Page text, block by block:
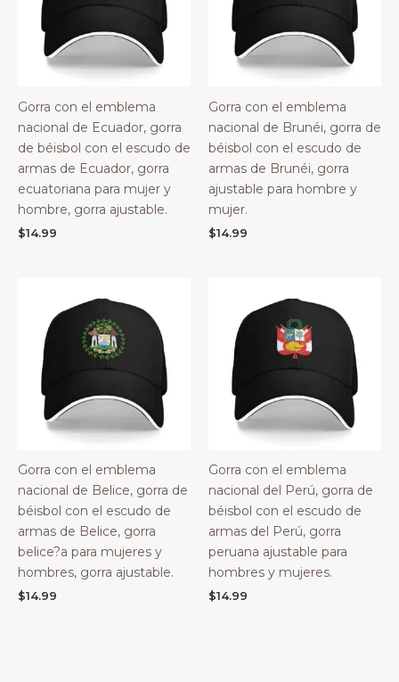
Gorra con el emblema
nacional de Ecuador, gorra
de béisbol con el escudo de
armas de Ecuador, gorra
ecuatoriana para mujer y
hombre, gorra ajustable.
$14.99
Gorra con el emblema
nacional de Brunéi, gorra de
béisbol con el escudo de
armas de Brunéi, gorra
ajustable para hombre y
mujer.
$14.99
Gorra con el emblema
nacional de Belice, gorra de
béisbol con el escudo de
armas de Belice, gorra
belice?a para mujeres y
hombres, gorra ajustable.
$14.99
Gorra con el emblema
nacional del Perú, gorra de
béisbol con el escudo de
armas del Perú, gorra
peruana ajustable para
hombres y mujeres.
$14.99